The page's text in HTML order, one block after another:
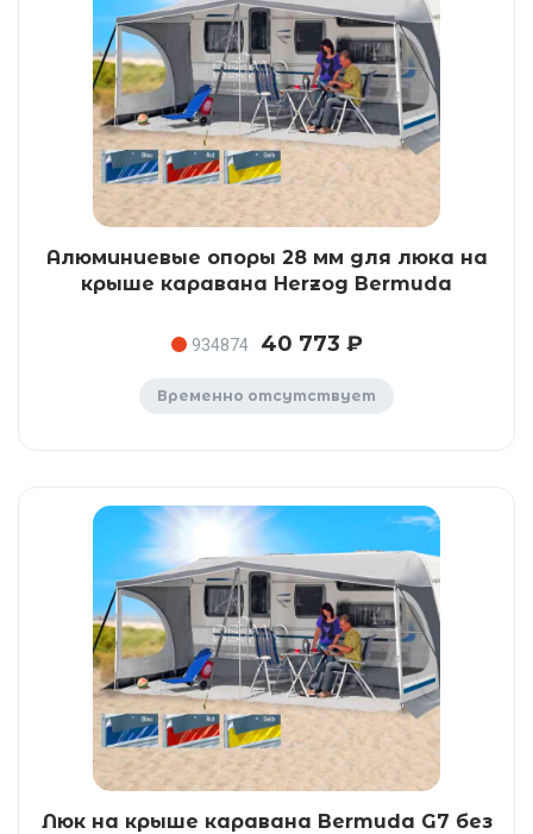
Алюминиевые опоры 28 мм для люка на
крыше каравана Herzog Bermuda
934874 40 773 ₽
Временно отсутствует
Люк на крыше каравана Bermuda G7 без